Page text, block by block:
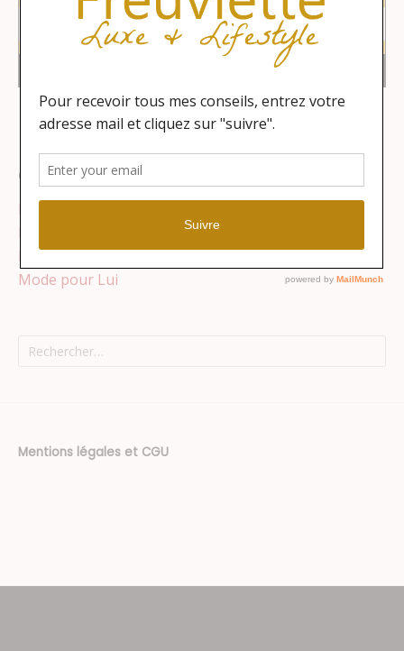
Catégories
Mode pour Elle
Mode pour Lui
Rechercher :
Mentions légales et CGU